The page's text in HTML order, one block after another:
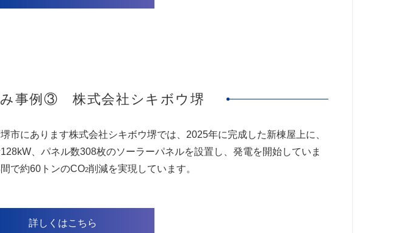
事例③ 株式会社シキボウ堺
市にあります株式会社シキボウ堺では、2025年に完成した新棟屋上に、
、パネル数308枚のソーラーパネルを設置し、発電を開始していま
で約60トンのCO2削減を実現しています。
詳しくはこちら